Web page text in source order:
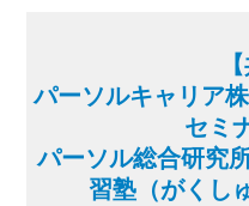
パーソルキャリア
セミ
パーソル総合研究
習塾（がくし